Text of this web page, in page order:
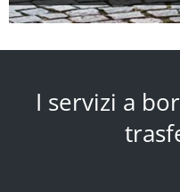
I servizi a